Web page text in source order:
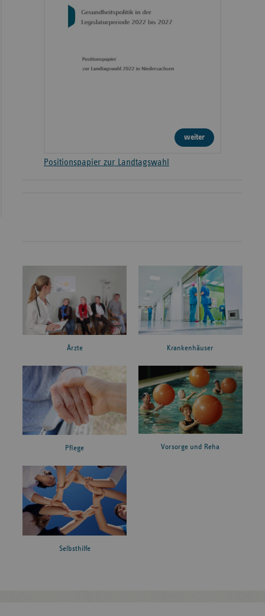
weiter
Positionspapier zur Landtagswahl
Ärzte Krankenhäuser
Pflege Vorsorge und Reha
Selbsthilfe